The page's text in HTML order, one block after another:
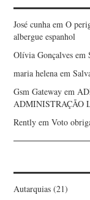
José cunha emO
albergue espanhol
Olívia Gonçalves em
maria helena em
Gsm Gateway em
ADMINISTRAÇÃO
Rently emVoto
Autarquias (21)